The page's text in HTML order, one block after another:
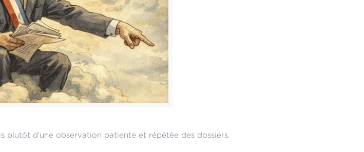
plutôt d’une observation patiente et répétée des dossiers.